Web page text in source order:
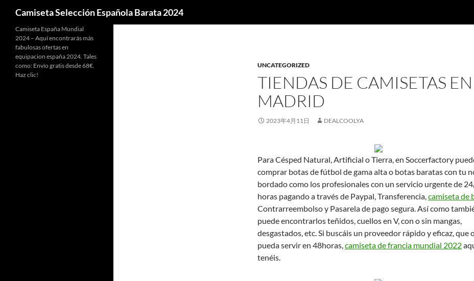
Camiseta Selección Española Barata 2024
UNCATEGORIZED
TIENDAS DE CAMISETAS EN
MADRID
2023年4月11日 DEALCOOLYA
Para Césped Natural, Artificial o Tierra, en Soccerfactory
comprar botas de fútbol de gama alta o botas baratas con tu
bordado como los profesionales con un servicio urgente de
horas pagando a través de Paypal, Transferencia,camiseta de
Contrarreembolso y Pasarela de pago segura. Así como
puede encontrarlos teñidos, cuellos en V, con o sin mangas,
desgastados, etc. Si buscáis un proveedor rápido y eficaz, que
pueda servir en 48horas,camiseta de francia mundial 2022
tenéis.
Camiseta España Mundial
2024 – Aquí encontrarás más
fabulosas ofertas en
equipacion españa 2024. Tales
como: Envío gratis desde 68€.
Haz clic!